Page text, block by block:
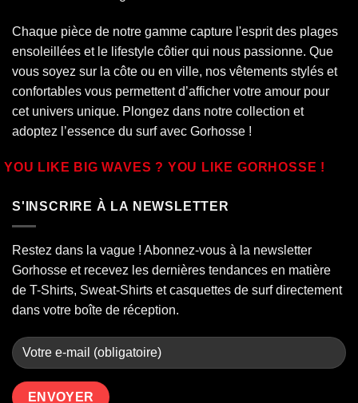
Chaque pièce de notre gamme capture l'esprit des plages
ensoleillées et le lifestyle côtier qui nous passionne. Que
vous soyez sur la côte ou en ville, nos vêtements stylés et
confortables vous permettent d’afficher votre amour pour
cet univers unique. Plongez dans notre collection et
adoptez l’essence du surf avec Gorhosse !
YOU LIKE BIG WAVES ? YOU LIKE GORHOSSE !
S'INSCRIRE À LA NEWSLETTER
Restez dans la vague ! Abonnez-vous à la newsletter
Gorhosse et recevez les dernières tendances en matière
de T-Shirts, Sweat-Shirts et casquettes de surf directement
dans votre boîte de réception.